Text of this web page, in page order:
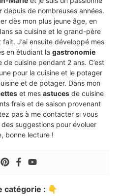
depuis de nombreuses années.
dès mon plus jeune âge, en
sa cuisine et le grand-père
J’ai ensuite développé mes
en étudiant la gastronomie
cuisine pendant 2 ans. C’est
pour la cuisine et le potager
et de potager. Dans mon
et mes astucesde cuisine
frais et de saison provenant
pas à me contacter si vous
suggestions pour évoluer
bonne lecture !
catégorie : 👇